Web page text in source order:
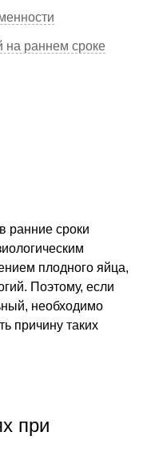
раннем сроке
ранние сроки
плодного яйца,
Поэтому, если
необходимо
причину таких
при